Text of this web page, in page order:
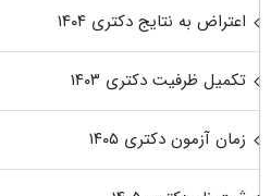
اعتراض به نتایج دکتری ۱۴۰۴
تکمیل ظرفیت دکتری ۱۴۰۳
زمان آزمون دکتری ۱۴۰۵